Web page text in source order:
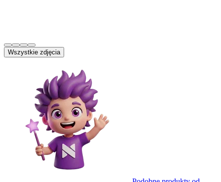
Wszystkie zdjęcia